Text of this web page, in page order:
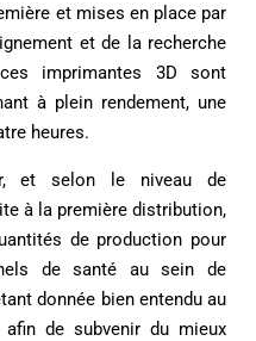
et mises en place par
et de la recherche
imprimantes 3D sont
à plein rendement, une
heures.
et selon le niveau de
à la première distribution,
de production pour
de santé au sein de
donnée bien entendu au
de subvenir du mieux